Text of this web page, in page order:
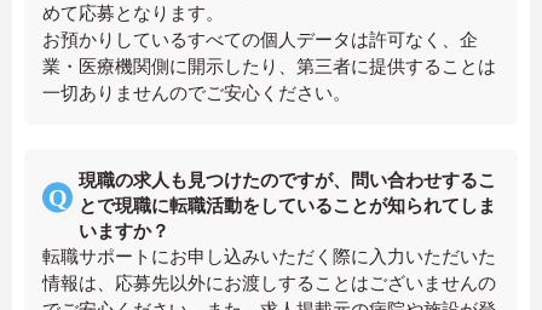
めて応募となります。
お預かりしているすべての個人データは許可なく、企
業・医療機関側に開示したり、第三者に提供することは
一切ありませんのでご安心ください。
現職の求人も見つけたのですが、問い合わせするこ
とで現職に転職活動をしていることが知られてしま
いますか？
転職サポートにお申し込みいただく際に入力いただいた
情報は、応募先以外にお渡しすることはございませんの